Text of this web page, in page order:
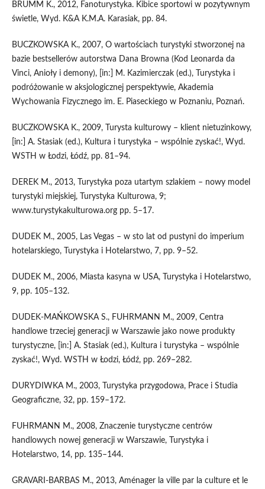
BRUMM K., 2012, Fanoturystyka. Kibice sportowi w pozytywnym
świetle, Wyd. K&A K.M.A. Karasiak, pp. 84.
BUCZKOWSKA K., 2007, O wartościach turystyki stworzonej na
bazie bestsellerów autorstwa Dana Browna (Kod Leonarda da
Vinci, Anioły i demony), [in:] M. Kazimierczak (ed.), Turystyka i
podróżowanie w aksjologicznej perspektywie, Akademia
Wychowania Fizycznego im. E. Piaseckiego w Poznaniu, Poznań.
BUCZKOWSKA K., 2009, Turysta kulturowy – klient nietuzinkowy,
[in:] A. Stasiak (ed.), Kultura i turystyka – wspólnie zyskać!, Wyd.
WSTH w Łodzi, Łódź, pp. 81–94.
DEREK M., 2013, Turystyka poza utartym szlakiem – nowy model
turystyki miejskiej, Turystyka Kulturowa, 9;
www.turystykakulturowa.org pp. 5–17.
DUDEK M., 2005, Las Vegas – w sto lat od pustyni do imperium
hotelarskiego, Turystyka i Hotelarstwo, 7, pp. 9–52.
DUDEK M., 2006, Miasta kasyna w USA, Turystyka i Hotelarstwo,
9, pp. 105–132.
DUDEK-MAŃKOWSKA S., FUHRMANN M., 2009, Centra
handlowe trzeciej generacji w Warszawie jako nowe produkty
turystyczne, [in:] A. Stasiak (ed.), Kultura i turystyka – wspólnie
zyskać!, Wyd. WSTH w Łodzi, Łódź, pp. 269–282.
DURYDIWKA M., 2003, Turystyka przygodowa, Prace i Studia
Geograficzne, 32, pp. 159–172.
FUHRMANN M., 2008, Znaczenie turystyczne centrów
handlowych nowej generacji w Warszawie, Turystyka i
Hotelarstwo, 14, pp. 135–144.
GRAVARI-BARBAS M., 2013, Aménager la ville par la culture et le